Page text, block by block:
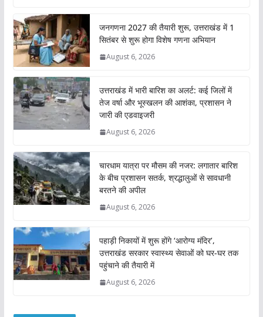
जनगणना 2027 की तैयारी शुरू, उत्तराखंड में 1
सितंबर से शुरू होगा विशेष गणना अभियान
August 6, 2026
उत्तराखंड में भारी बारिश का अलर्ट: कई जिलों में
तेज वर्षा और भूस्खलन की आशंका, प्रशासन ने
जारी की एडवाइजरी
August 6, 2026
चारधाम यात्रा पर मौसम की नजर: लगातार बारिश
के बीच प्रशासन सतर्क, श्रद्धालुओं से सावधानी
बरतने की अपील
August 6, 2026
पहाड़ी निकायों में शुरू होंगे ‘आरोग्य मंदिर’,
उत्तराखंड सरकार स्वास्थ्य सेवाओं को घर-घर तक
पहुंचाने की तैयारी में
August 6, 2026